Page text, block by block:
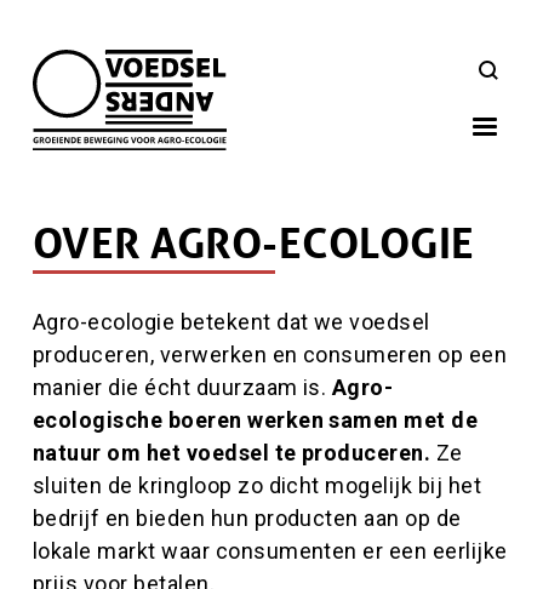
main
navigation
ZOEKEN
OVER AGRO-ECOLOGIE
Inhoud
Agro-ecologie betekent dat we voedsel
produceren, verwerken en consumeren op een
manier die écht duurzaam is.Agro-
ecologische boeren werken samen met de
natuur om het voedsel te produceren. Ze
sluiten de kringloop zo dicht mogelijk bij het
bedrijf en bieden hun producten aan op de
lokale markt waar consumenten er een eerlijke